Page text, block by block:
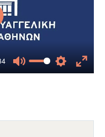
Mute
SettingsEnter